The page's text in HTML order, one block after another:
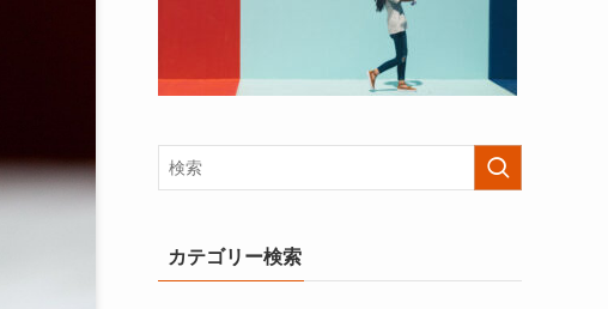
カテゴリー検索